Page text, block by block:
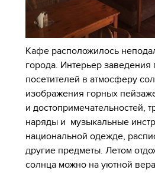
Кафе расположилось
города. Интерьер заведения
посетителей в атмосферу
изображения горных
и достопримечательностей,
наряды и музыкальные
национальной одежде,
другие предметы. Летом
солнца можно на уютной